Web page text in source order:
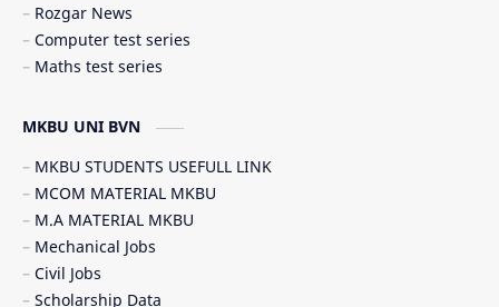
Rozgar News
Computer test series
Maths test series
MKBU UNI BVN
MKBU STUDENTS USEFULL LINK
MCOM MATERIAL MKBU
M.A MATERIAL MKBU
Mechanical Jobs
Civil Jobs
Scholarship Data